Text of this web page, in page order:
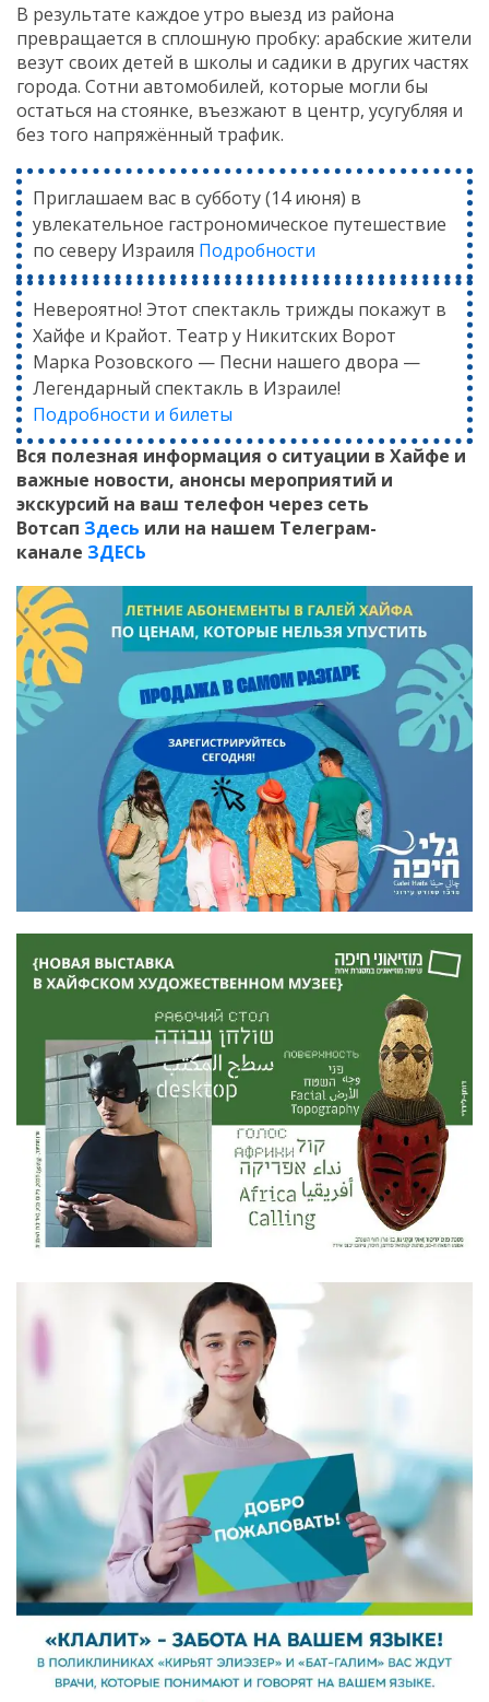
В результате каждое утро выезд из района
превращается в сплошную пробку: арабские жители
везут своих детей в школы и садики в других частях
города. Сотни автомобилей, которые могли бы
остаться на стоянке, въезжают в центр, усугубляя и
без того напряжённый трафик.
Приглашаем вас в субботу (14 июня) в
увлекательное гастрономическое путешествие
по северу Израиля Подробности
Невероятно! Этот спектакль трижды покажут в
Хайфе и Крайот. Театр у Никитских Ворот
Марка Розовского — Песни нашего двора —
Легендарный спектакль в Израиле!
Подробности и билеты
Вся полезная информация о ситуации в Хайфе и
важные новости, анонсы мероприятий и
экскурсий на ваш телефон через сеть
Вотсап Здесь или на нашем Телеграм-
канале ЗДЕСЬ